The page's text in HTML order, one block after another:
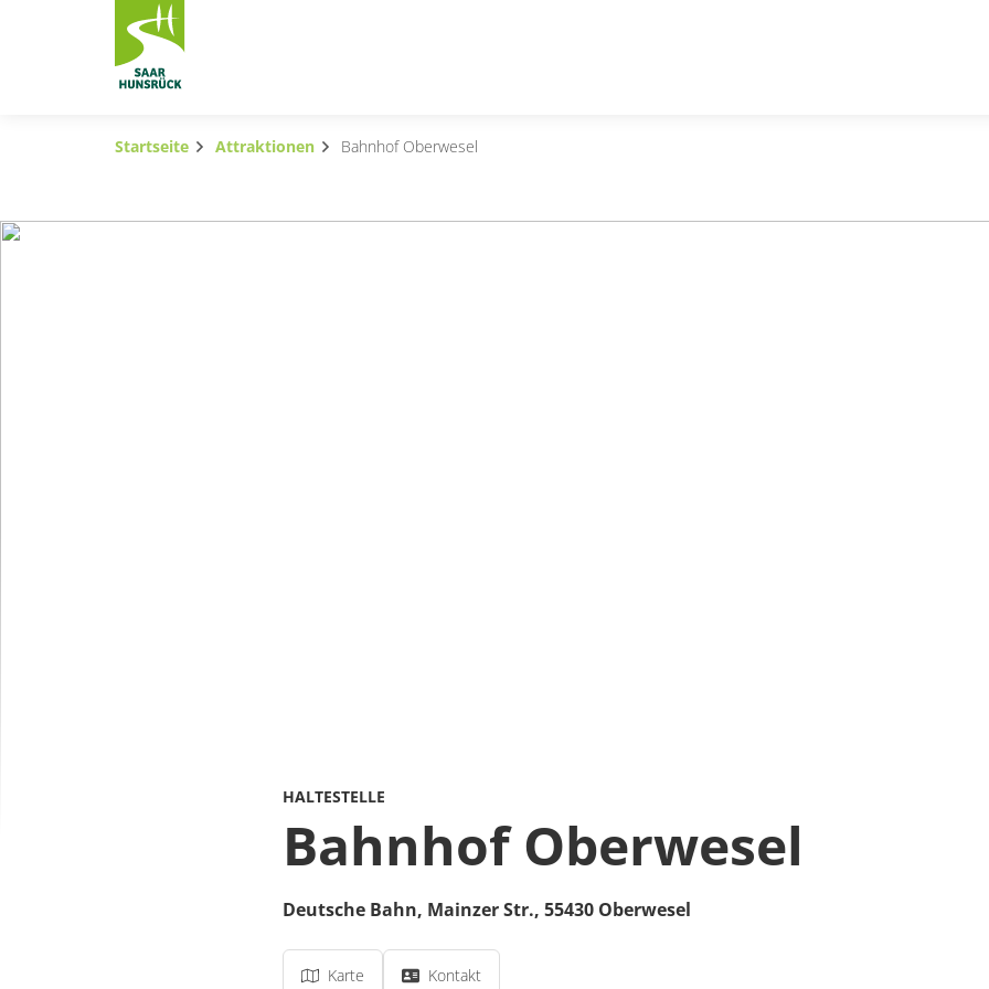
Zum Hauptinhalt springen
Subnavigation umschalten
Startseite Attraktionen Bahnhof Oberwesel
HALTESTELLE
Bahnhof Oberwesel
Deutsche Bahn, Mainzer Str., 55430 Oberwesel
Karte Kontakt